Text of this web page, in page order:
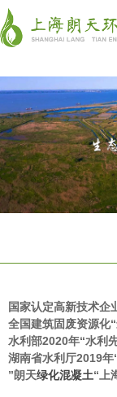
绿化混凝土
国家认定高新技术企
全国建筑固废资源化
水利部2020年“水利
湖南省水利厅2019年
”朗天绿化混凝土“